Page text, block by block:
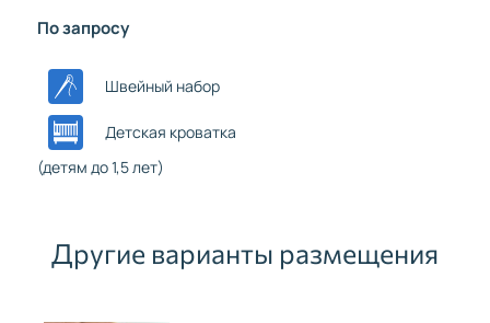
По запросу
Швейный набор
Детская кроватка
(детям до 1,5 лет)
Другие варианты размещения